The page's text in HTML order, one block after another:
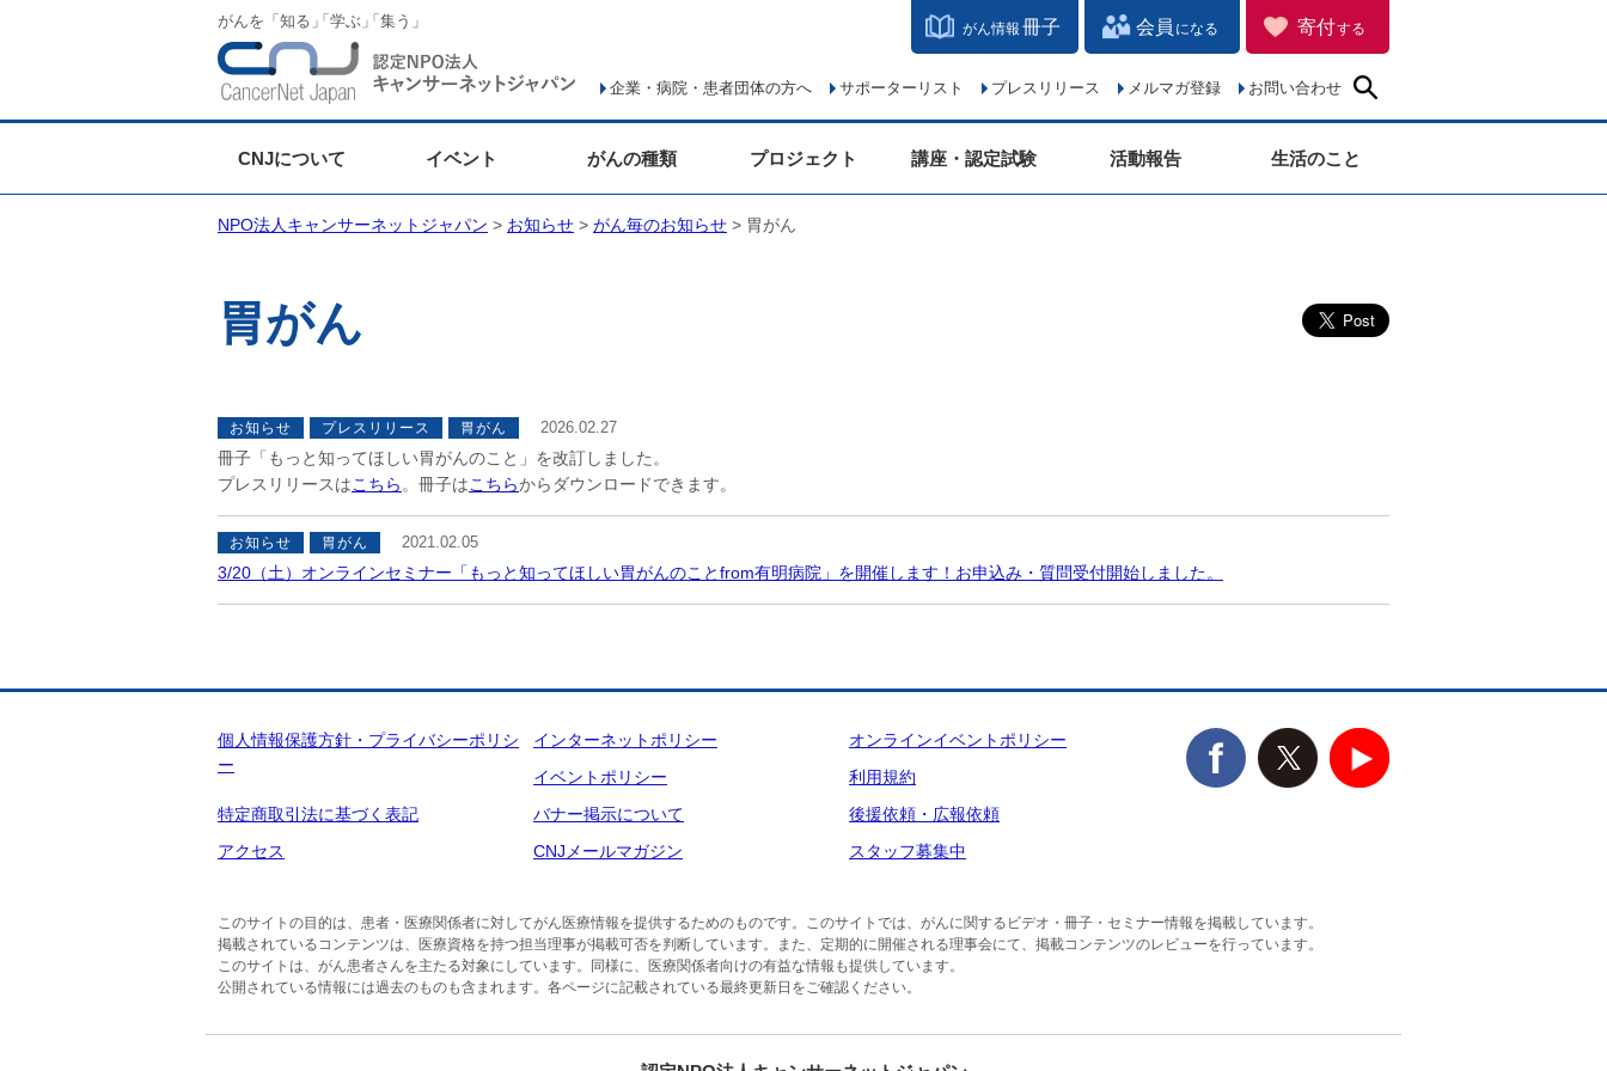
がんを「知る 「学ぶ 「集う」 がん情報 冊子 寄付する
会員 になる
お問い合わせ
メルマガ登録
プレスリリース
サポーターリスト
企業・病院・患者団体の方へ
CNJについて イベント がんの種類 プロジェクト 講座・認定試験 活動報告 生活のこと
NPO法人キャンサーネットジャパン > お知らせ > がん毎のお知らせ > 胃がん
胃がん
お知らせ プレスリリース 胃がん 2026.02.27
冊子「もっと知ってほしい胃がんのこと」を改訂しました。
プレスリリースはこちら 。冊子はこちらからダウンロードできます。
お知らせ 胃がん 2021.02.05
3/20（土）オンラインセミナー「もっと知ってほしい胃がんのことfrom有明病院」を開催します！お申込み・質問受付開始しました。
個人情報保護方針・プライバシーポリシ
ー
インターネットポリシー
オンラインイベントポリシー
イベントポリシー
利用規約
特定商取引法に基づく表記
バナー掲示について
後援依頼・広報依頼
アクセス
CNJメールマガジン スタッフ募集中
このサイトの目的は、患者・医療関係者に対してがん医療情報を提供するためのものです。このサイトでは、がんに関するビデオ・冊子・セミナー情報を掲載しています。
掲載されているコンテンツは、医療資格を持つ担当理事が掲載可否を判断しています。また、定期的に開催される理事会にて、掲載コンテンツのレビューを行っています。
このサイトは、がん患者さんを主たる対象にしています。同様に、医療関係者向けの有益な情報も提供しています。
公開されている情報には過去のものも含まれます。各ページに記載されている最終更新日をご確認ください。